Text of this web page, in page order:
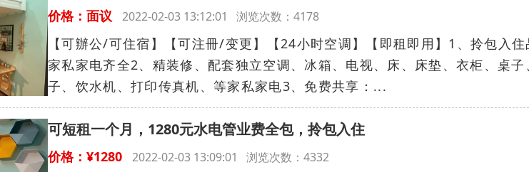
价格：面议 2022-02-03 13:12:01 浏览次数：4178
【可辦公/可住宿】【可注冊/变更】【24小时空调】【即租即用】1、拎包入
家私家电齐全2、精装修、配套独立空调、冰箱、电视、床、床垫、衣柜、桌子
子、饮水机、打印传真机、等家私家电3、免费共享：...
可短租一个月，1280元水电管业费全包，拎包入住
价格：¥1280 2022-02-03 13:09:01 浏览次数：4332